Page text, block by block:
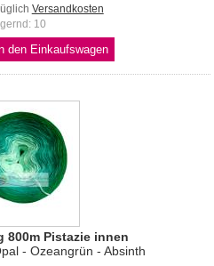
Versandkosten
10
800m Pistazie innen
- Ozeangrün - Absinth